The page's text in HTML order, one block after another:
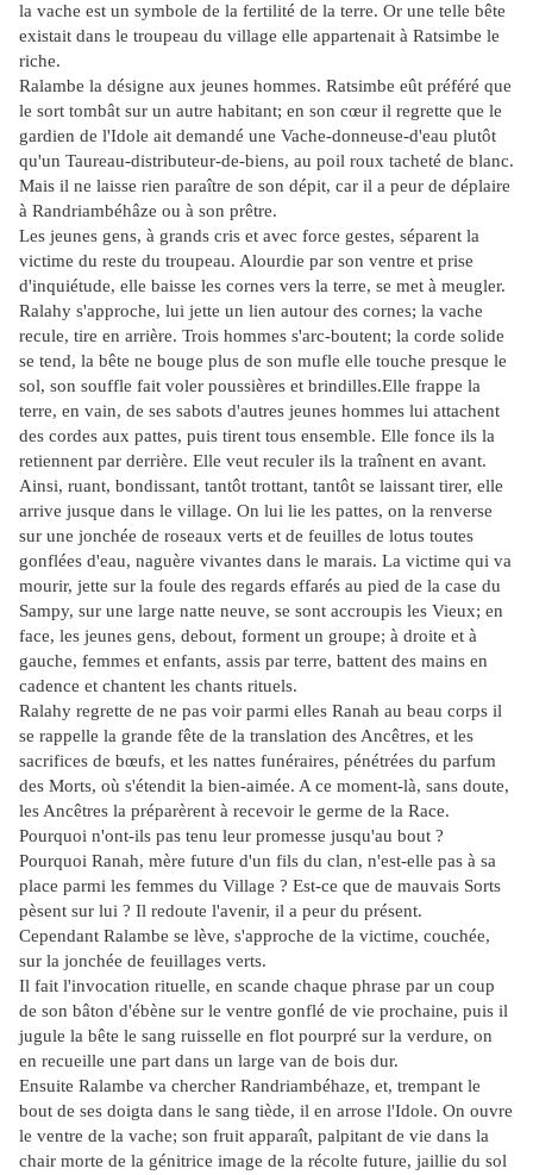
la vache est un symbole de la fertilité de la terre. Or une telle bête
existait dans le troupeau du village elle appartenait à Ratsimbe le
riche.
Ralambe la désigne aux jeunes hommes. Ratsimbe eût préféré que
le sort tombât sur un autre habitant; en son cœur il regrette que le
gardien de l'Idole ait demandé une Vache-donneuse-d'eau plutôt
qu'un Taureau-distributeur-de-biens, au poil roux tacheté de blanc.
Mais il ne laisse rien paraître de son dépit, car il a peur de déplaire
à Randriambéhâze ou à son prêtre.
Les jeunes gens, à grands cris et avec force gestes, séparent la
victime du reste du troupeau. Alourdie par son ventre et prise
d'inquiétude, elle baisse les cornes vers la terre, se met à meugler.
Ralahy s'approche, lui jette un lien autour des cornes; la vache
recule, tire en arrière. Trois hommes s'arc-boutent; la corde solide
se tend, la bête ne bouge plus de son mufle elle touche presque le
sol, son souffle fait voler poussières et brindilles.Elle frappe la
terre, en vain, de ses sabots d'autres jeunes hommes lui attachent
des cordes aux pattes, puis tirent tous ensemble. Elle fonce ils la
retiennent par derrière. Elle veut reculer ils la traînent en avant.
Ainsi, ruant, bondissant, tantôt trottant, tantôt se laissant tirer, elle
arrive jusque dans le village. On lui lie les pattes, on la renverse
sur une jonchée de roseaux verts et de feuilles de lotus toutes
gonflées d'eau, naguère vivantes dans le marais. La victime qui va
mourir, jette sur la foule des regards effarés au pied de la case du
Sampy, sur une large natte neuve, se sont accroupis les Vieux; en
face, les jeunes gens, debout, forment un groupe; à droite et à
gauche, femmes et enfants, assis par terre, battent des mains en
cadence et chantent les chants rituels.
Ralahy regrette de ne pas voir parmi elles Ranah au beau corps il
se rappelle la grande fête de la translation des Ancêtres, et les
sacrifices de bœufs, et les nattes funéraires, pénétrées du parfum
des Morts, où s'étendit la bien-aimée. A ce moment-là, sans doute,
les Ancêtres la préparèrent à recevoir le germe de la Race.
Pourquoi n'ont-ils pas tenu leur promesse jusqu'au bout ?
Pourquoi Ranah, mère future d'un fils du clan, n'est-elle pas à sa
place parmi les femmes du Village ? Est-ce que de mauvais Sorts
pèsent sur lui ? Il redoute l'avenir, il a peur du présent.
Cependant Ralambe se lève, s'approche de la victime, couchée,
sur la jonchée de feuillages verts.
Il fait l'invocation rituelle, en scande chaque phrase par un coup
de son bâton d'ébène sur le ventre gonflé de vie prochaine, puis il
jugule la bête le sang ruisselle en flot pourpré sur la verdure, on
en recueille une part dans un large van de bois dur.
Ensuite Ralambe va chercher Randriambéhaze, et, trempant le
bout de ses doigta dans le sang tiède, il en arrose l'Idole. On ouvre
le ventre de la vache; son fruit apparaît, palpitant de vie dans la
chair morte de la génitrice image de la récolte future, jaillie du sol